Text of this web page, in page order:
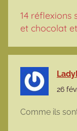
14 réflexions
et chocolat
26
Comme ils